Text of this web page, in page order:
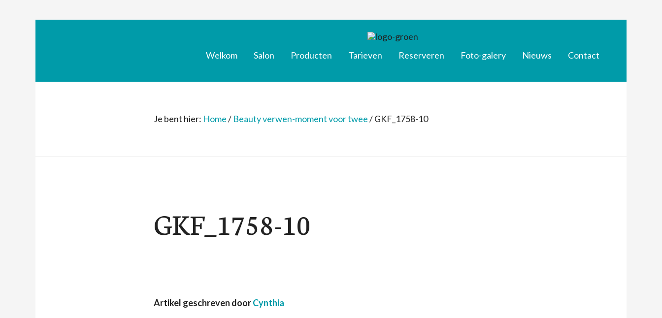
Welkom Salon Producten Tarieven Reserveren Foto-galery Nieuws Contact
Je bent hier: Home/ Beauty verwen-moment voor twee/GKF_1758-10
GKF_1758-10
Artikel geschreven doorCynthia